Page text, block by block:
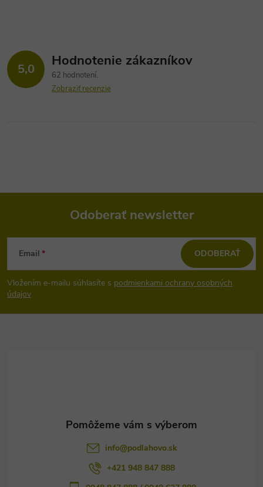
5,0 Hodnotenie zákazníkov
62 hodnotení
Zobraziť recenzie
Z
á
p
Odoberať newsletter
Email
Vložením e-mailu súhlasíte s podmienkami ochrany osobných
údajov
ODOBERAŤ
info@podlahovo.sk
+421 948 847 888